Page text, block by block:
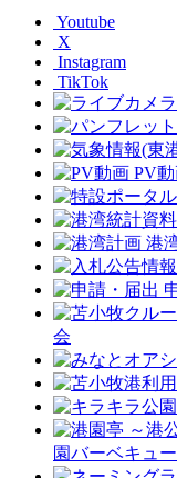
Youtube
X
Instagram
TikTok
PV
港
会
園バーベキュ